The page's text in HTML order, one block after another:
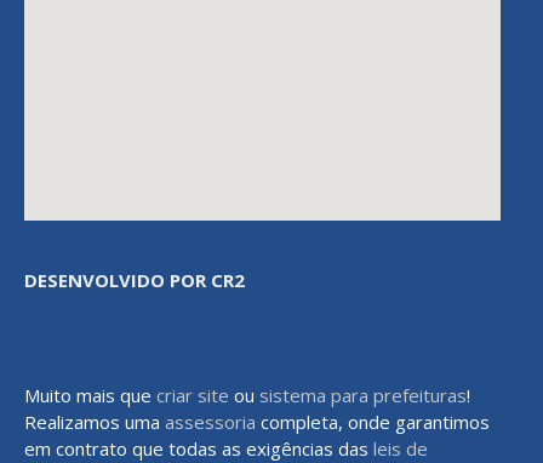
DESENVOLVIDO POR CR2
Muito mais que criar site ou sistema para prefeituras!
Realizamos uma assessoria completa, onde garantimos
em contrato que todas as exigências das leis de